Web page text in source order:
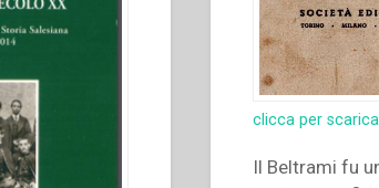
clicca per
Il Beltrami fu